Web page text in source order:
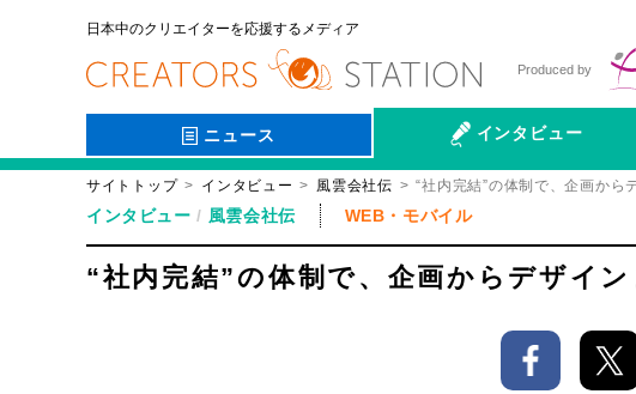
日本中のクリエイターを応援するメディア
Produced by
ニュース インタビュー
会社伝
サイトトップ インタビュー 風雲会社伝 “社内完結”の体制で、企画から
インタビュー 風雲会社伝 WEB・モバイル
“社内完結”の体制で、企画からデザイ